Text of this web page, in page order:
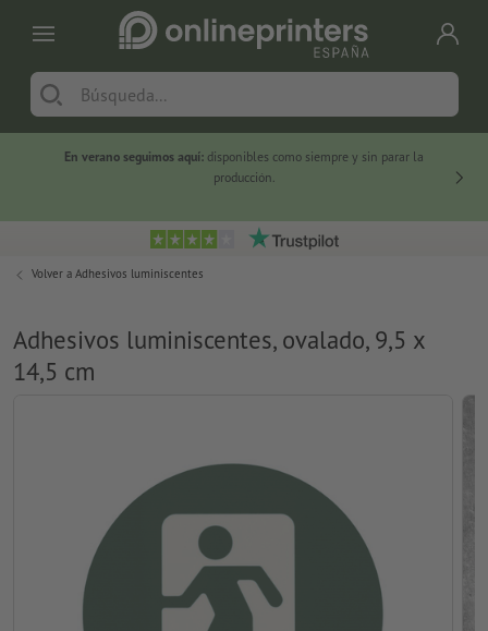
En verano seguimos aquí: disponibles como siempre y sin parar la
producción.
Volver a Adhesivos luminiscentes
Adhesivos luminiscentes, ovalado, 9,5 x
14,5 cm